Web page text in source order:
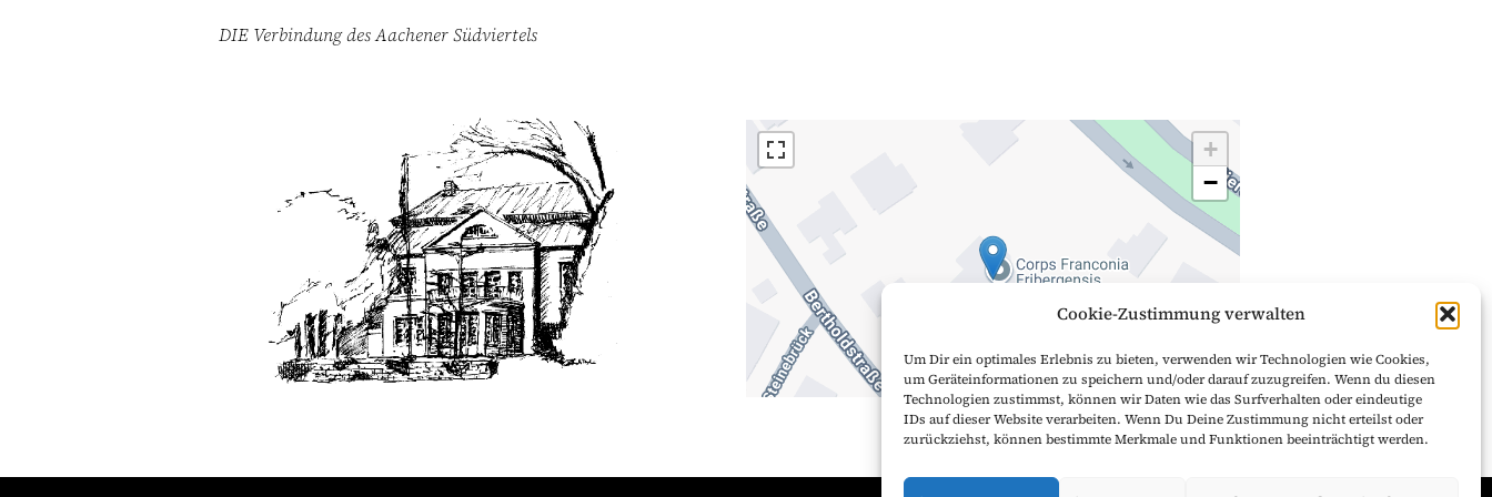
Cookie-Zustimmung verwalten
Um Dir ein optimales Erlebnis zu bieten, verwenden wir Technologien wie Cookies,
um Geräteinformationen zu speichern und/oder darauf zuzugreifen. Wenn du diesen
Technologien zustimmst, können wir Daten wie das Surfverhalten oder eindeutige
IDs auf dieser Website verarbeiten. Wenn Du Deine Zustimmung nicht erteilst oder
zurückziehst, können bestimmte Merkmale und Funktionen beeinträchtigt werden.
DIE Verbindung des Aachener Südviertels
+
−